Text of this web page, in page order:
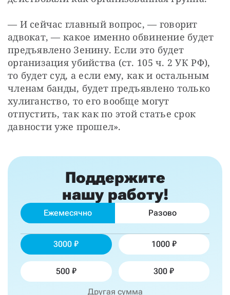
— И сейчас главный вопрос, — ​говорит
адвокат, — ​какое именно обвинение будет
предъявлено Зенину. Если это будет
организация убийства (ст. 105 ч. 2 УК РФ),
то будет суд, а если ему, как и остальным
членам банды, будет предъявлено только
хулиганство, то его вообще могут
отпустить, так как по этой статье срок
давности уже прошел».
Поддержите
нашу работу!
Ежемесячно Разово
3000 1000
500 300